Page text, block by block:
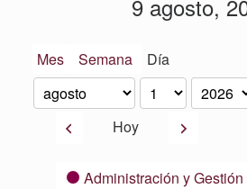
9 agosto,
Mes Semana Día
Mes
Día
Año
AnteriorHoy Siguiente
CategoríasAdministración y